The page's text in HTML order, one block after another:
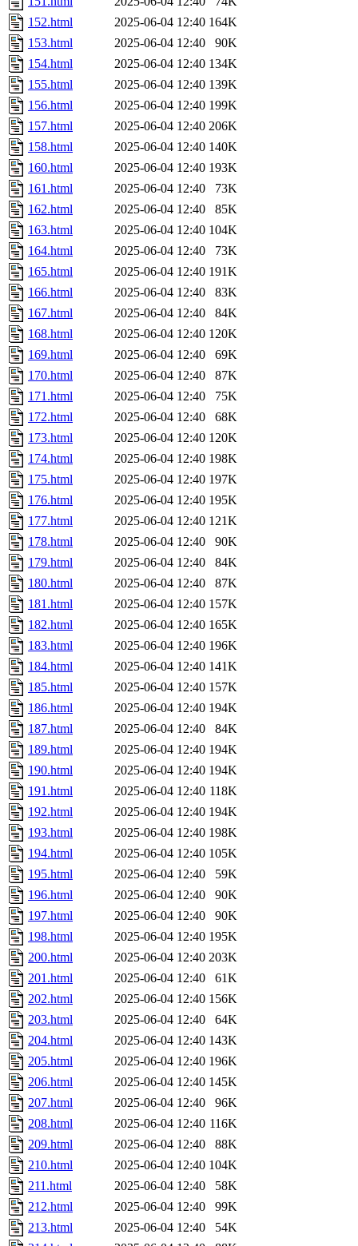
152.html
2025-06-04 12:40 164K
153.html
2025-06-04 12:40
90K
154.html
2025-06-04 12:40 134K
155.html
2025-06-04 12:40 139K
156.html
2025-06-04 12:40 199K
157.html
2025-06-04 12:40 206K
158.html
2025-06-04 12:40 140K
160.html
2025-06-04 12:40 193K
161.html
2025-06-04 12:40
73K
162.html
2025-06-04 12:40
85K
163.html
2025-06-04 12:40 104K
164.html
2025-06-04 12:40
73K
165.html
2025-06-04 12:40 191K
166.html
2025-06-04 12:40
83K
167.html
2025-06-04 12:40
84K
168.html
2025-06-04 12:40 120K
169.html
2025-06-04 12:40
69K
170.html
2025-06-04 12:40
87K
171.html
2025-06-04 12:40
75K
172.html
2025-06-04 12:40
68K
173.html
2025-06-04 12:40 120K
174.html
2025-06-04 12:40 198K
175.html
2025-06-04 12:40 197K
176.html
2025-06-04 12:40 195K
177.html
2025-06-04 12:40 121K
178.html
2025-06-04 12:40
90K
179.html
2025-06-04 12:40
84K
180.html
2025-06-04 12:40
87K
181.html
2025-06-04 12:40 157K
182.html
2025-06-04 12:40 165K
183.html
2025-06-04 12:40 196K
184.html
2025-06-04 12:40 141K
185.html
2025-06-04 12:40 157K
186.html
2025-06-04 12:40 194K
187.html
2025-06-04 12:40
84K
189.html
2025-06-04 12:40 194K
190.html
2025-06-04 12:40 194K
191.html
2025-06-04 12:40 118K
192.html
2025-06-04 12:40 194K
193.html
2025-06-04 12:40 198K
194.html
2025-06-04 12:40 105K
195.html
2025-06-04 12:40
59K
196.html
2025-06-04 12:40
90K
197.html
2025-06-04 12:40
90K
198.html
2025-06-04 12:40 195K
200.html
2025-06-04 12:40 203K
201.html
2025-06-04 12:40
61K
202.html
2025-06-04 12:40 156K
203.html
2025-06-04 12:40
64K
204.html
2025-06-04 12:40 143K
205.html
2025-06-04 12:40 196K
206.html
2025-06-04 12:40 145K
207.html
2025-06-04 12:40
96K
208.html
2025-06-04 12:40 116K
209.html
2025-06-04 12:40
88K
210.html
2025-06-04 12:40 104K
211.html
2025-06-04 12:40
58K
212.html
2025-06-04 12:40
99K
213.html
2025-06-04 12:40
54K